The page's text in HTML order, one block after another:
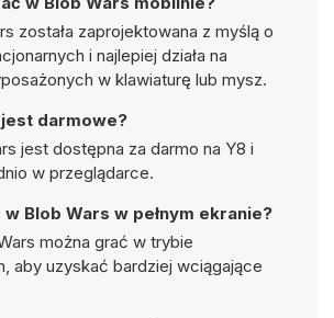
została zaprojektowana z myślą o
i najlepiej działa na
w klawiaturę lub mysz.
darmowe?
jest dostępna za darmo na Y8 i
w przeglądarce.
Blob Wars w pełnym ekranie?
można grać w trybie
aby uzyskać bardziej wciągające